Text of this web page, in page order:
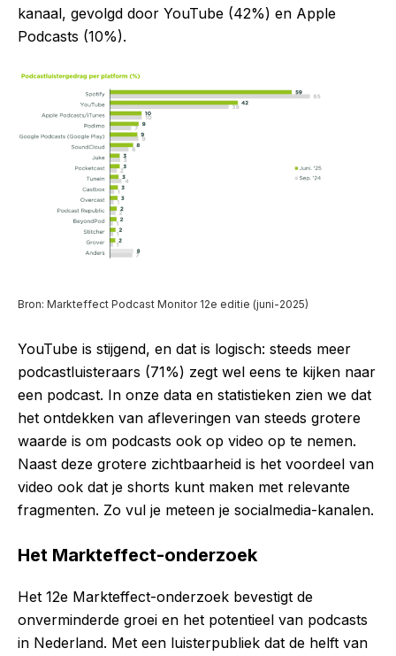
kanaal, gevolgd door YouTube (42%) en Apple
Podcasts (10%).
Bron: Markteffect Podcast Monitor 12e editie (juni-2025)
YouTube is stijgend, en dat is logisch: steeds meer
podcastluisteraars (71%) zegt wel eens te kijken naar
een podcast. In onze data en statistieken zien we dat
het ontdekken van afleveringen van steeds grotere
waarde is om podcasts ook op video op te nemen.
Naast deze grotere zichtbaarheid is het voordeel van
video ook dat je shorts kunt maken met relevante
fragmenten. Zo vul je meteen je socialmedia-kanalen.
Het Markteffect-onderzoek
Het 12e Markteffect-onderzoek bevestigt de
onverminderde groei en het potentieel van podcasts
in Nederland. Met een luisterpubliek dat de helft van